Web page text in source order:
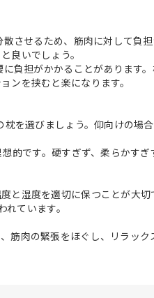
させるため、筋肉に対して負
良いでしょう。
負担がかかることがあります
ンを挟むと楽になります。
を選びましょう。仰向けの場
的です。硬すぎず、柔らかす
と湿度を適切に保つことが大
ています。
筋肉の緊張をほぐし、リラッ